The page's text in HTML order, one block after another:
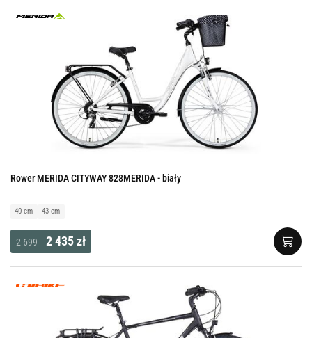
Rower MERIDA CITYWAY 828MERIDA - biały
40 cm 43 cm
2 699 2 435 zł